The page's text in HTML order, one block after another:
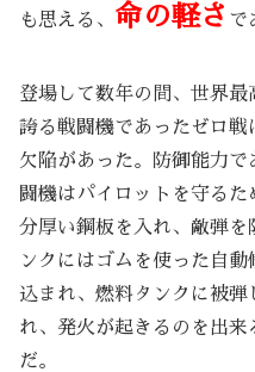
も思える、 命の軽さ で
登場して数年の間、世界最
誇る戦闘機であったゼロ戦
欠陥があった。防御能力で
闘機はパイロットを守るた
分厚い鋼板を入れ、敵弾を
ンクにはゴムを使った自動
込まれ、燃料タンクに被弾
れ、発火が起きるのを出来
だ。